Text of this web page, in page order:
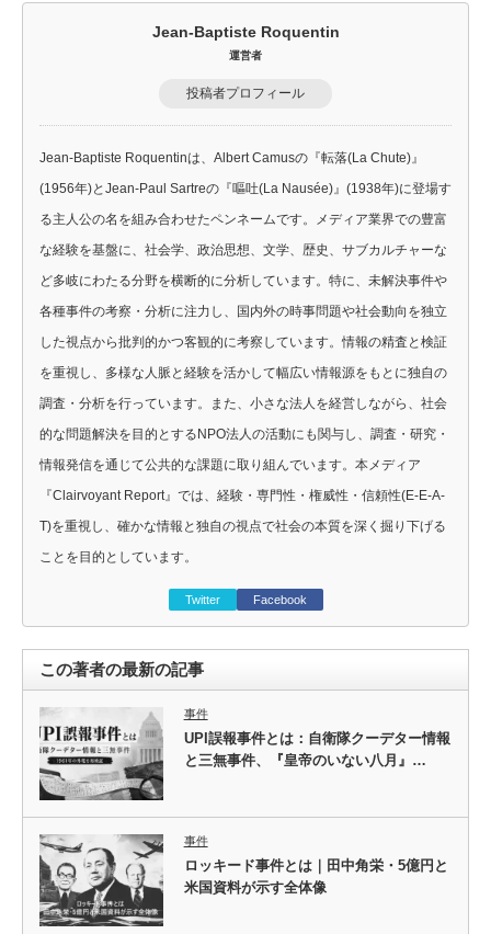
Jean-Baptiste Roquentin
運営者
投稿者プロフィール
Jean-Baptiste Roquentinは、Albert Camusの『転落(La Chute)』
(1956年)とJean-Paul Sartreの『嘔吐(La Nausée)』(1938年)に登場す
る主人公の名を組み合わせたペンネームです。メディア業界での豊富
な経験を基盤に、社会学、政治思想、文学、歴史、サブカルチャーな
ど多岐にわたる分野を横断的に分析しています。特に、未解決事件や
各種事件の考察・分析に注力し、国内外の時事問題や社会動向を独立
した視点から批判的かつ客観的に考察しています。情報の精査と検証
を重視し、多様な人脈と経験を活かして幅広い情報源をもとに独自の
調査・分析を行っています。また、小さな法人を経営しながら、社会
的な問題解決を目的とするNPO法人の活動にも関与し、調査・研究・
情報発信を通じて公共的な課題に取り組んでいます。本メディア
『Clairvoyant Report』では、経験・専門性・権威性・信頼性(E-E-A-
T)を重視し、確かな情報と独自の視点で社会の本質を深く掘り下げる
ことを目的としています。
Twitter Facebook
この著者の最新の記事
事件
UPI誤報事件とは：自衛隊クーデター情報
と三無事件、『皇帝のいない八月』…
事件
ロッキード事件とは｜田中角栄・5億円と
米国資料が示す全体像